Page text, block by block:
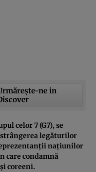
ne in
celor 7 (G7), se
legăturilor
națiunilor
care condamnă
coreeni.